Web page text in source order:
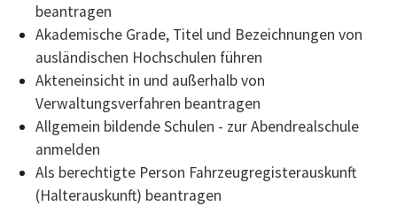
beantragen
Akademische Grade, Titel und Bezeichnungen von
ausländischen Hochschulen führen
Akteneinsicht in und außerhalb von
Verwaltungsverfahren beantragen
Allgemein bildende Schulen - zur Abendrealschule
anmelden
Als berechtigte Person Fahrzeugregisterauskunft
(Halterauskunft) beantragen